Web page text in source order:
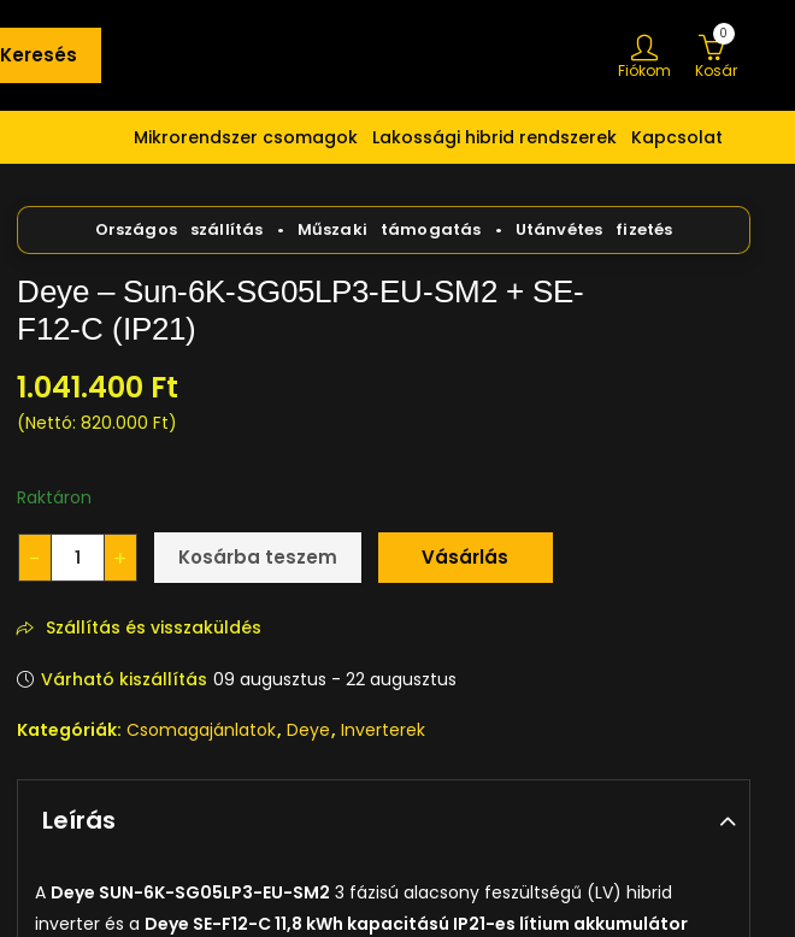
Keresés
Fiókom
0
Kosár
Mikrorendszer csomagok Lakossági hibrid rendszerek Kapcsolat
Deye – Sun-6K-SG05LP3-EU-SM2 + SE-
F12-C (IP21)
1.041.400 Ft
(Nettó: 820.000 Ft)
Raktáron
Kosárba teszem Vásárlás
Szállítás és visszaküldés
Várható kiszállítás 09 augusztus - 22 augusztus
Kategóriák: Csomagajánlatok, Deye, Inverterek
Leírás
A Deye SUN-6K-SG05LP3-EU-SM2 3 fázisú alacsony feszültségű (LV) hibrid
inverter és a Deye SE-F12-C 11,8 kWh kapacitású IP21-es lítium akkumulátor